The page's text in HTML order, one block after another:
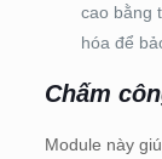
cao bằng
hóa để
Chấm
Module này